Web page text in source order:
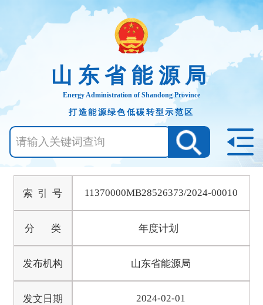
山东省能源局
Energy Administration of Shandong Province
打造能源绿色低碳转型示范区
索 引 号 11370000MB28526373/2024-00010
分 类 年度计划
发布机构 山东省能源局
发文日期 2024-02-01